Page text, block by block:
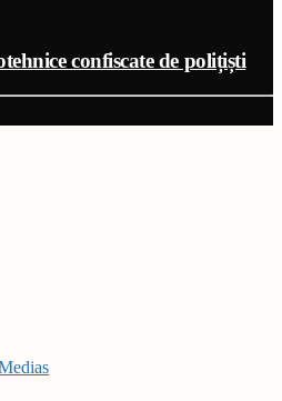
confiscate de polițiști